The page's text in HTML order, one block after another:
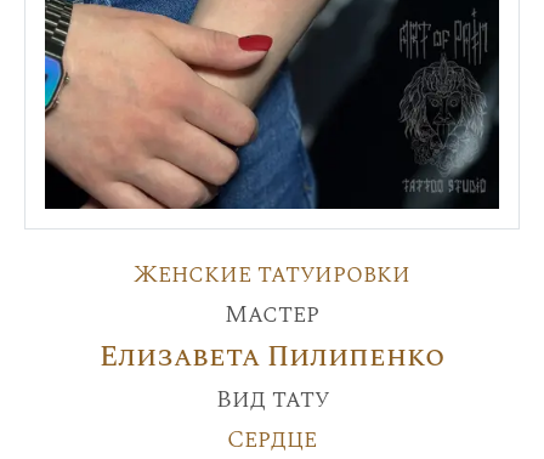
Женские татуировки
Мастер
Елизавета Пилипенко
Вид тату
Сердце